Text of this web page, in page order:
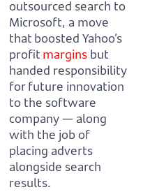
outsourced search to
Microsoft, a move
that boosted Yahoo’s
profit margins but
handed responsibility
for future innovation
to the software
company — along
with the job of
placing adverts
alongside search
results.